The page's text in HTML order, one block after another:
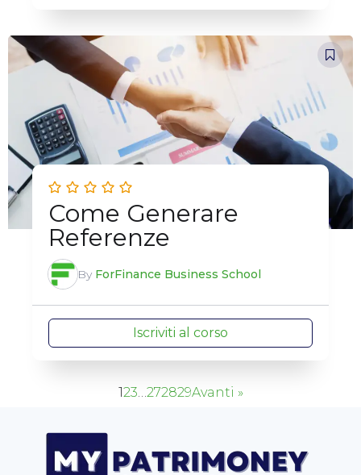
Come Generare
Referenze
By ForFinance Business School
Iscriviti al corso
123…272829Avanti »